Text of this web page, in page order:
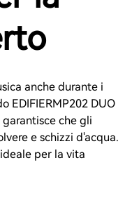
anche durante i
EDIFIERMP202 DUO
garantisce che gli
e schizzi d'acqua.
per la vita